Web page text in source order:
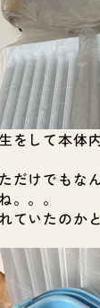
をして本体
だけでもな
。。。
ていたのか